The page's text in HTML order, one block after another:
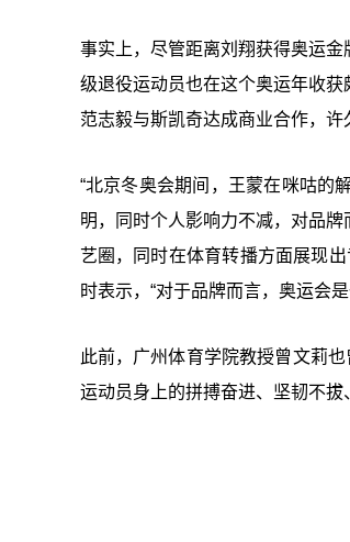
事实上，尽管距离刘翔获得奥运
级退役运动员也在这个奥运年收
范志毅与斯凯奇达成商业合作，
“北京冬奥会期间，王蒙在咪咕的
明，同时个人影响力不减，对品
艺圈，同时在体育转播方面展现
时表示，“对于品牌而言，奥运会
此前，广州体育学院教授曾文莉
运动员身上的拼搏奋进、坚韧不拔